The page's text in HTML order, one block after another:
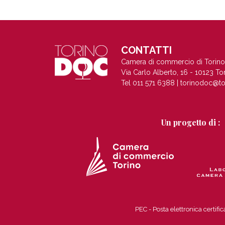
CONTATTI
Camera di commercio di Torino
Via Carlo Alberto, 16 - 10123
Tel 011 571 6388 |
Un progetto di :
PEC - Posta elettronica